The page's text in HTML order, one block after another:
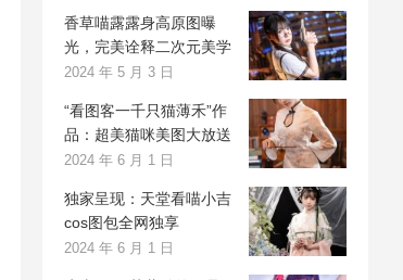
香草喵露露身高原图曝
光，完美诠释二次元美学
2024 年 5 月 3 日
“看图客一千只猫薄禾”作
品：超美猫咪美图大放送
2024 年 6 月 1 日
独家呈现：天堂看喵小吉
cos图包全网独享
2024 年 6 月 1 日